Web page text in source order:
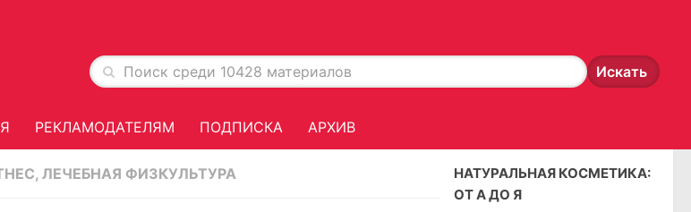
РЕКЛАМОДАТЕЛЯМ ПОДПИСКА АРХИВ
ЛЕЧЕБНАЯ ФИЗКУЛЬТУРА
НАТУРАЛЬНАЯ КОСМЕТИКА:
ОТ А ДО Я